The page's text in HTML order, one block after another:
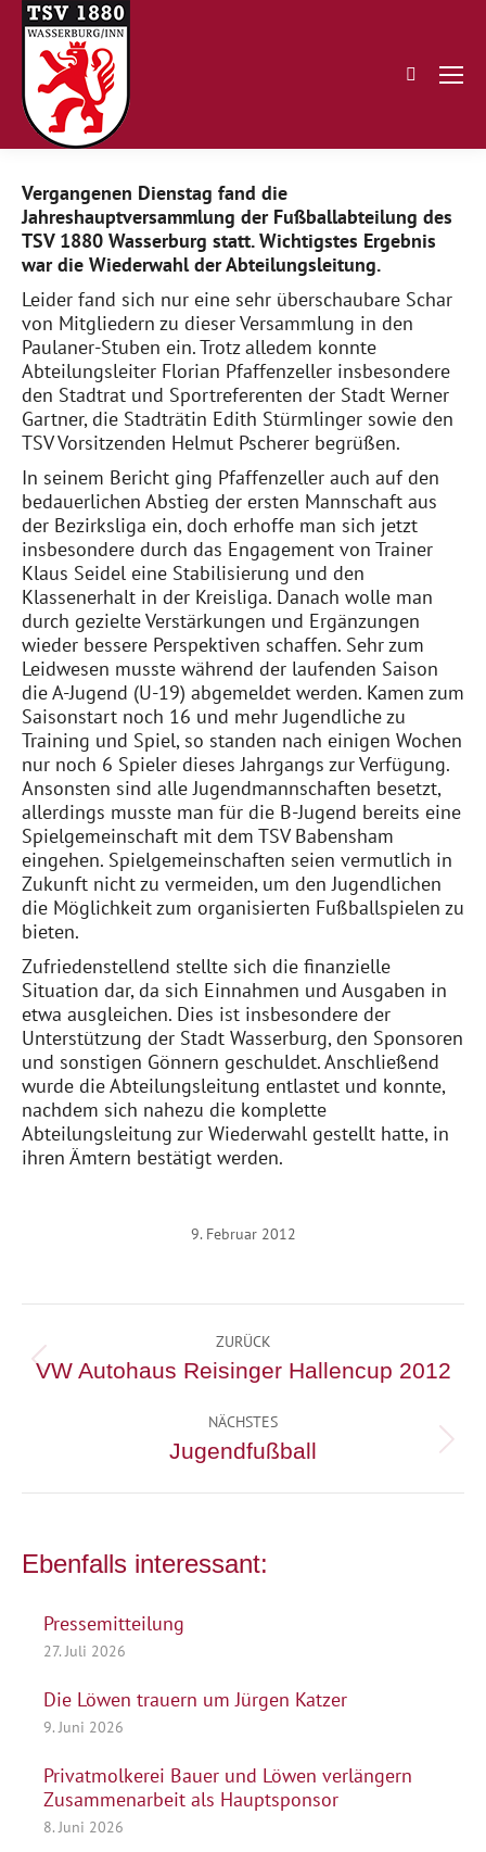
Search:
Vergangenen Dienstag fand die
Jahreshauptversammlung der Fußballabteilung des
TSV 1880 Wasserburg statt. Wichtigstes Ergebnis
war die Wiederwahl der Abteilungsleitung.
Leider fand sich nur eine sehr überschaubare Schar
von Mitgliedern zu dieser Versammlung in den
Paulaner-Stuben ein. Trotz alledem konnte
Abteilungsleiter Florian Pfaffenzeller insbesondere
den Stadtrat und Sportreferenten der Stadt Werner
Gartner, die Stadträtin Edith Stürmlinger sowie den
TSV Vorsitzenden Helmut Pscherer begrüßen.
In seinem Bericht ging Pfaffenzeller auch auf den
bedauerlichen Abstieg der ersten Mannschaft aus
der Bezirksliga ein, doch erhoffe man sich jetzt
insbesondere durch das Engagement von Trainer
Klaus Seidel eine Stabilisierung und den
Klassenerhalt in der Kreisliga. Danach wolle man
durch gezielte Verstärkungen und Ergänzungen
wieder bessere Perspektiven schaffen. Sehr zum
Leidwesen musste während der laufenden Saison
die A-Jugend (U-19) abgemeldet werden. Kamen zum
Saisonstart noch 16 und mehr Jugendliche zu
Training und Spiel, so standen nach einigen Wochen
nur noch 6 Spieler dieses Jahrgangs zur Verfügung.
Ansonsten sind alle Jugendmannschaften besetzt,
allerdings musste man für die B-Jugend bereits eine
Spielgemeinschaft mit dem TSV Babensham
eingehen. Spielgemeinschaften seien vermutlich in
Zukunft nicht zu vermeiden, um den Jugendlichen
die Möglichkeit zum organisierten Fußballspielen zu
bieten.
Zufriedenstellend stellte sich die finanzielle
Situation dar, da sich Einnahmen und Ausgaben in
etwa ausgleichen. Dies ist insbesondere der
Unterstützung der Stadt Wasserburg, den Sponsoren
und sonstigen Gönnern geschuldet. Anschließend
wurde die Abteilungsleitung entlastet und konnte,
nachdem sich nahezu die komplette
Abteilungsleitung zur Wiederwahl gestellt hatte, in
ihren Ämtern bestätigt werden.
9. Februar 2012
ZURÜCK
Vorheriger
VW Autohaus Reisinger Hallencup 2012
NÄCHSTES
Nächster
Jugendfußball
Ebenfalls interessant:
Pressemitteilung
27. Juli 2026
Die Löwen trauern um Jürgen Katzer
9. Juni 2026
Privatmolkerei Bauer und Löwen verlängern
Zusammenarbeit als Hauptsponsor
8. Juni 2026